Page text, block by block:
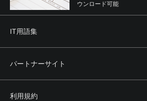
ウンロード可能
IT用語集
パートナーサイト
利用規約